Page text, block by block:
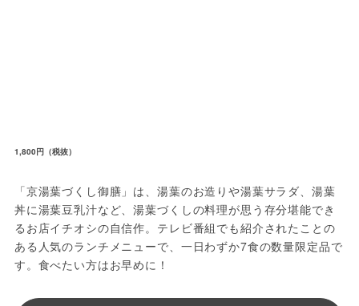
1,800円（税抜）
「京湯葉づくし御膳」は、湯葉のお造りや湯葉サラダ、湯葉
丼に湯葉豆乳汁など、湯葉づくしの料理が思う存分堪能でき
るお店イチオシの自信作。テレビ番組でも紹介されたことの
ある人気のランチメニューで、一日わずか7食の数量限定品で
す。食べたい方はお早めに！